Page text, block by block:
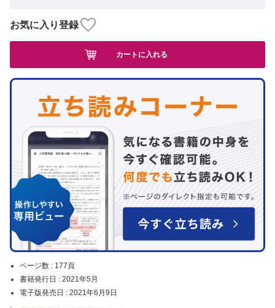
ページ数 : 177頁
書籍発行日 : 2021年5月
電子版発売日 : 2021年6月9日
お気に入り登録
カートに入れる